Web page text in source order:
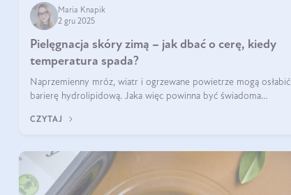
Maria Knapik
2 gru 2025
Pielęgnacja skóry zimą – jak dbać o cerę, kiedy
temperatura spada?
Naprzemienny mróz, wiatr i ogrzewane powietrze mogą osłabić
barierę hydrolipidową. Jaka więc powinna być świadoma
CZYTAJ